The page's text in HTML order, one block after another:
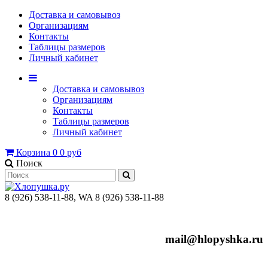
Доставка и самовывоз
Организациям
Контакты
Таблицы размеров
Личный кабинет
Доставка и самовывоз
Организациям
Контакты
Таблицы размеров
Личный кабинет
Корзина 0 0 руб
Поиск
8 (926) 538-11-88, WA 8 (926) 538-11-88
mail@hlopyshka.ru